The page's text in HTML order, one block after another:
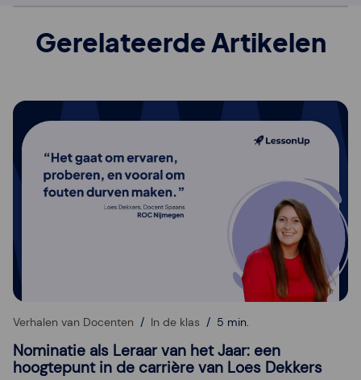
Gerelateerde Artikelen
Verhalen van Docenten In de klas 5 min.
Nominatie als Leraar van het Jaar: een
hoogtepunt in de carrière van Loes Dekkers